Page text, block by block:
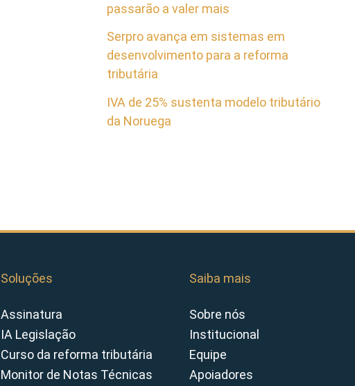
passarão a valer mais
Serpro avança em sistemas em
desenvolvimento para a reforma
tributária
IVA de 25% sustenta modelo tributário
da Noruega
Soluções
Assinatura
IA Legislação
Curso da reforma tributária
Monitor de Notas Técnicas
Saiba mais
Sobre nós
Institucional
Equipe
Apoiadores